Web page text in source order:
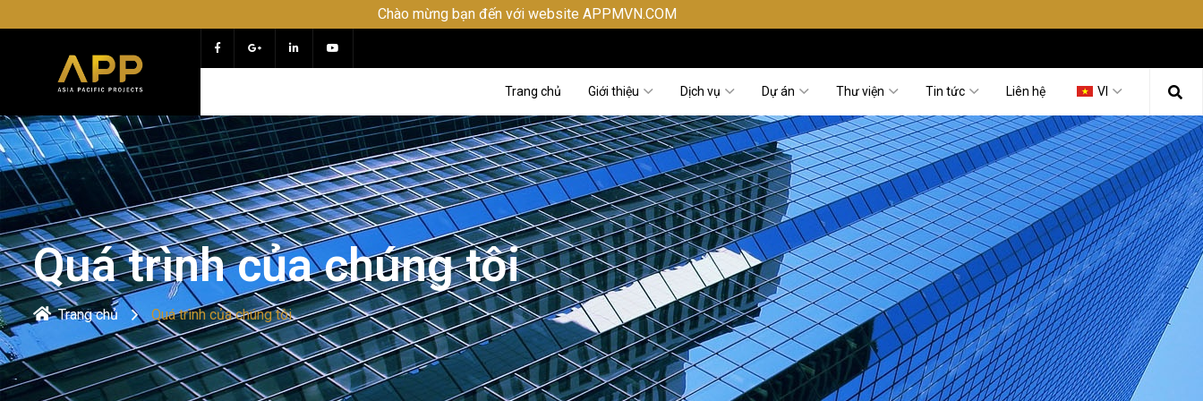
Chào mừng bạn đến với website APPMVN.COM
Trang chủ Giới thiệu Dịch vụ Dự án Thư viện Tin tức Liên hệ VI
Quá trình của chúng tôi
Trang chủ Quá trình của chúng tôi